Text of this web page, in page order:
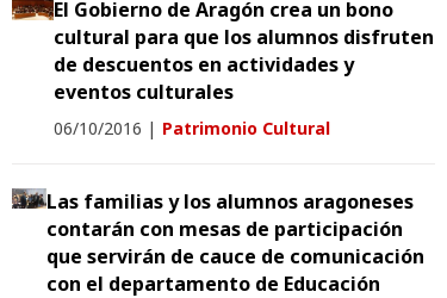
El Gobierno de Aragón crea un bono
cultural para que los alumnos disfruten
de descuentos en actividades y
eventos culturales
06/10/2016 | Patrimonio Cultural
Las familias y los alumnos aragoneses
contarán con mesas de participación
que servirán de cauce de comunicación
con el departamento de Educación